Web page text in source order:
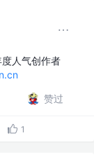
人气创作者
赞过
1